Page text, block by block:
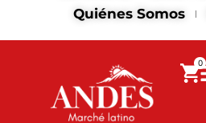
Quiénes Somos
0